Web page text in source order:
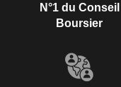
N°1 du Conseil
Boursier